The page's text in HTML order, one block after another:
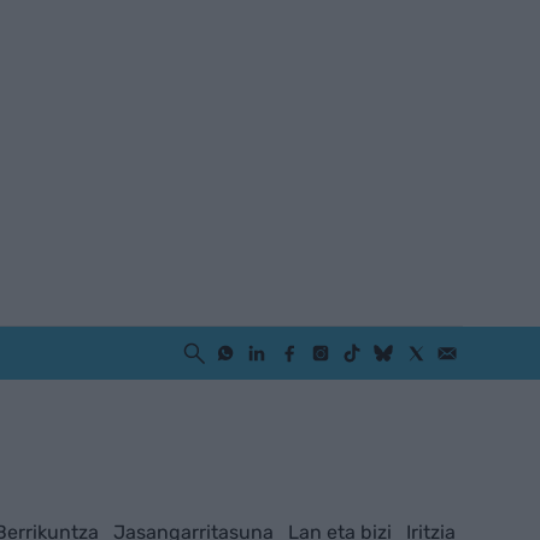
Jasangarritasuna Lan eta bizi Iritzia